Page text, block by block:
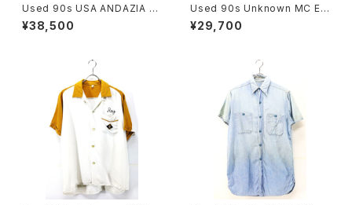
Used 90s USA ANDAZIA M
C ESCHER Relativity Trick
Art All Over Graphic T-Shir
¥38,500
Used 90s Unknown MC ES
CHER Sun And Moon Trick
Art Graphic T-Shirt Size L
¥29,700